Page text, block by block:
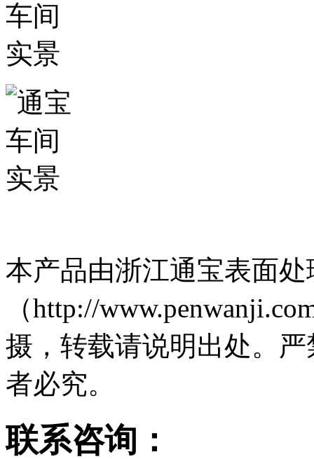
本产品由浙江通宝表面
（http://
摄，转载请说明出处。
者必究。
联系咨询：